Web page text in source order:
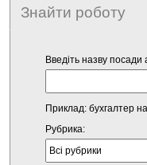
Знайти роботу
Введіть назву
Приклад: бухгалтер
Рубрика: